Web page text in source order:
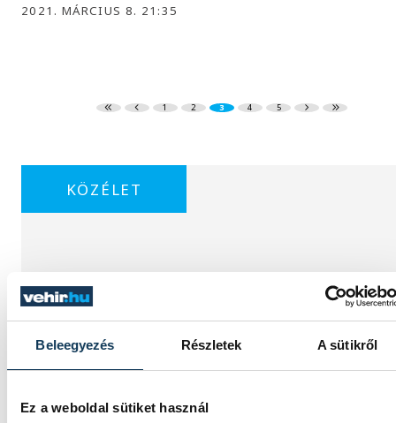
Beleegyezés Részletek A sütikről
Ez a weboldal sütiket használ
2021. MÁRCIUS 8. 21:35
1 2 3 4 5
KÖZÉLET
Baka Andrást jelöli
államfőnek a Tisza
parlamenti frakciója
korábbi elnökét jelöli köztársasági